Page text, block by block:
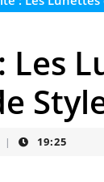
Les
| 19:25